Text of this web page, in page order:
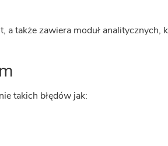
a także zawiera moduł
takich błędów jak: